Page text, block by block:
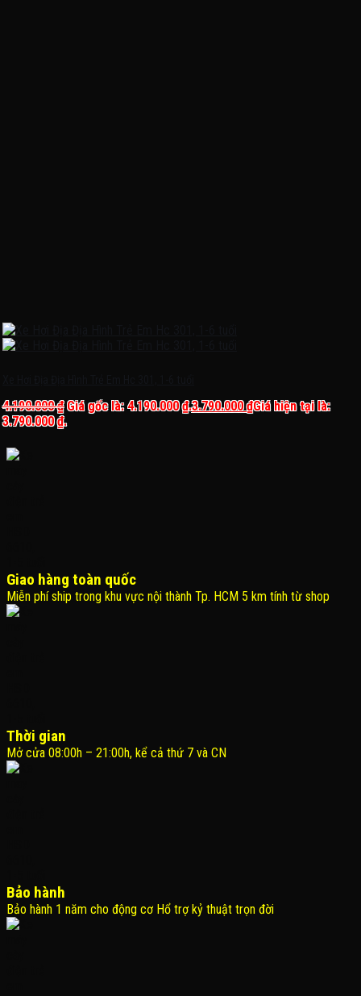
4.190.000₫ Giá gốc là: 4.190.000 ₫.3.790.000₫Giá hiện tại là:
3.790.000 ₫.
Giao hàng toàn quốc
Miễn phí ship trong khu vực nội thành Tp. HCM 5 km tính từ shop
Thời gian
Mở cửa 08:00h – 21:00h, kể cả thứ 7 và CN
Bảo hành
Bảo hành 1 năm cho động cơ Hổ trợ kỷ thuật trọn đời